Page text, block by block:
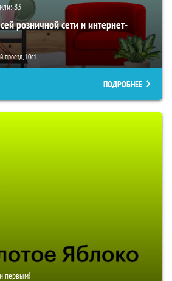
83
розничной сети и интернет-
проезд, 10с1
ПОДРОБНЕЕ
первым!